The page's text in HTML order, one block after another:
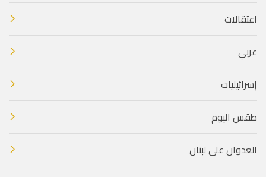
اعتقالات
عربي
إسرائيليات
طقس اليوم
العدوان على لبنان